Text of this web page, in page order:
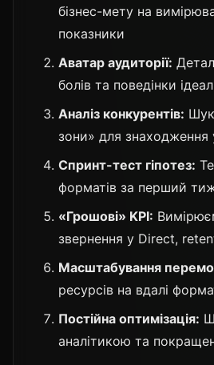
бізнес-мету на
показники
Аватар аудиторії:
болів та поведінки
Аналіз конкурентів:
зони» для знаходження
Спринт-тест гіпотез:
форматів за перший
«Грошові» KPI:
звернення у Direct,
Масштабування
ресурсів на вдалі
Постійна оптимізація:
аналітикою та